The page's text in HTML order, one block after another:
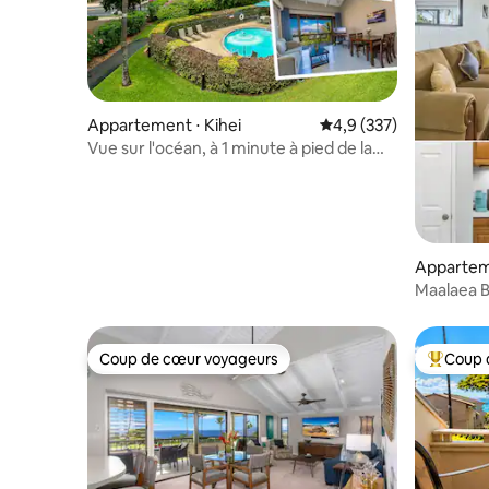
Appartement ⋅ Kihei Évaluation moyenne
4,9 (337)
Vue sur l'océan, à 1 minute à pied de la
Maalaea
Coup de cœur voyageurs
Coup de cœur voyageurs Coups
Coup